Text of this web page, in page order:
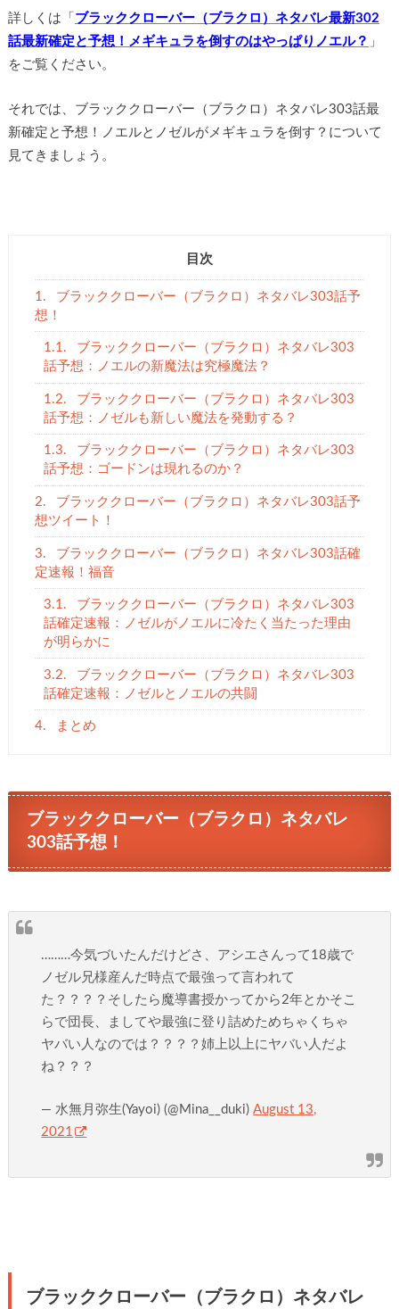
詳しくは「 ブラッククローバー（ブラクロ）ネタバレ最新302
話最新確定と予想！メギキュラを倒すのはやっぱりノエル？ 」
をご覧ください。
それでは、ブラッククローバー（ブラクロ）ネタバレ303話最
新確定と予想！ノエルとノゼルがメギキュラを倒す？について
見てきましょう。
目次
1.
ブラッククローバー（ブラクロ）ネタバレ303話予
想！
1.1.
ブラッククローバー（ブラクロ）ネタバレ303
話予想：ノエルの新魔法は究極魔法？
1.2.
ブラッククローバー（ブラクロ）ネタバレ303
話予想：ノゼルも新しい魔法を発動する？
1.3.
ブラッククローバー（ブラクロ）ネタバレ303
話予想：ゴードンは現れるのか？
2.
ブラッククローバー（ブラクロ）ネタバレ303話予
想ツイート！
3.
ブラッククローバー（ブラクロ）ネタバレ303話確
定速報！福音
3.1.
ブラッククローバー（ブラクロ）ネタバレ303
話確定速報：ノゼルがノエルに冷たく当たった理由
が明らかに
3.2.
ブラッククローバー（ブラクロ）ネタバレ303
話確定速報：ノゼルとノエルの共闘
4. まとめ
ブラッククローバー（ブラクロ）ネタバレ
303話予想！
………今気づいたんだけどさ、アシエさんって18歳で
ノゼル兄様産んだ時点で最強って言われて
た？？？？そしたら魔導書授かってから2年とかそこ
らで団長、ましてや最強に登り詰めためちゃくちゃ
ヤバい人なのでは？？？？姉上以上にヤバい人だよ
ね？？？
— 水無月弥生(Yayoi) (@Mina__duki)August 13,
2021
ブラッククローバー（ブラクロ）ネタバレ